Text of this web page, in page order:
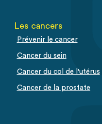
Les cancers
Prévenir le cancer
Cancer du sein
Cancer du col de l'utérus
Cancer de la prostate